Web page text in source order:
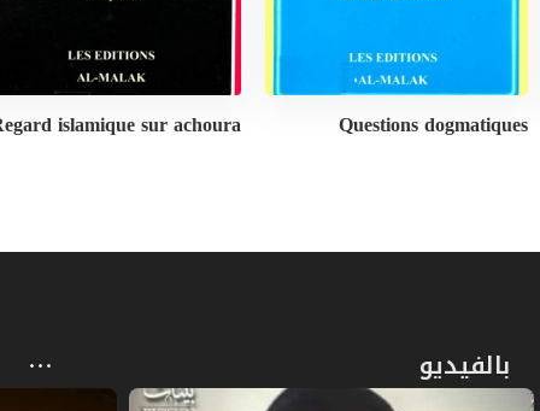
Questions dogmatiques
islamique sur achoura
بالفيديو